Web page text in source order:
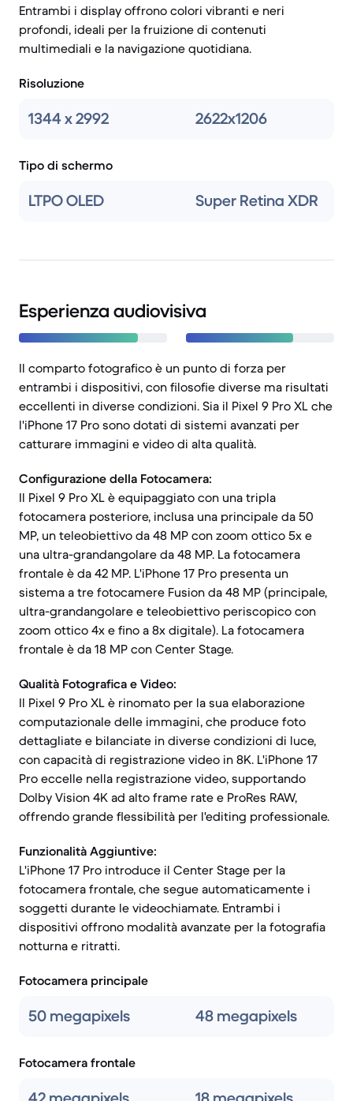
Entrambi i display offrono colori vibranti e neri
profondi, ideali per la fruizione di contenuti
multimediali e la navigazione quotidiana.
Risoluzione
1344 x 2992 2622x1206
Tipo di schermo
LTPO OLED Super Retina XDR
Esperienza audiovisiva
Il comparto fotografico è un punto di forza per
entrambi i dispositivi, con filosofie diverse ma risultati
eccellenti in diverse condizioni. Sia il Pixel 9 Pro XL che
l'iPhone 17 Pro sono dotati di sistemi avanzati per
catturare immagini e video di alta qualità.
Configurazione della Fotocamera:
Il Pixel 9 Pro XL è equipaggiato con una tripla
fotocamera posteriore, inclusa una principale da 50
MP, un teleobiettivo da 48 MP con zoom ottico 5x e
una ultra-grandangolare da 48 MP. La fotocamera
frontale è da 42 MP. L'iPhone 17 Pro presenta un
sistema a tre fotocamere Fusion da 48 MP (principale,
ultra-grandangolare e teleobiettivo periscopico con
zoom ottico 4x e fino a 8x digitale). La fotocamera
frontale è da 18 MP con Center Stage.
Qualità Fotografica e Video:
Il Pixel 9 Pro XL è rinomato per la sua elaborazione
computazionale delle immagini, che produce foto
dettagliate e bilanciate in diverse condizioni di luce,
con capacità di registrazione video in 8K. L'iPhone 17
Pro eccelle nella registrazione video, supportando
Dolby Vision 4K ad alto frame rate e ProRes RAW,
offrendo grande flessibilità per l'editing professionale.
Funzionalità Aggiuntive:
L'iPhone 17 Pro introduce il Center Stage per la
fotocamera frontale, che segue automaticamente i
soggetti durante le videochiamate. Entrambi i
dispositivi offrono modalità avanzate per la fotografia
notturna e ritratti.
Fotocamera principale
50 megapixels 48 megapixels
Fotocamera frontale